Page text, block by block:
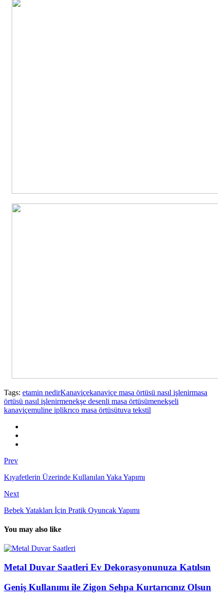
Tags: etamin nedirKanaviçekanaviçe masa örtüsü nasıl işlenirmasa
örtüsü nasıl işlenirmenekşe desenli masa örtüsümenekşeli
kanaviçemuline iplikrıco masa örtüsütuva tekstil
Prev
Kıyafetlerin Üzerinde Kullanılan Yaka Yapımı
Next
Bebek Yatakları İçin Pratik Oyuncak Yapımı
You may also like
Metal Duvar Saatleri Ev Dekorasyonunuza Katılsın
Geniş Kullanımı ile Zigon Sehpa Kurtarıcınız Olsun